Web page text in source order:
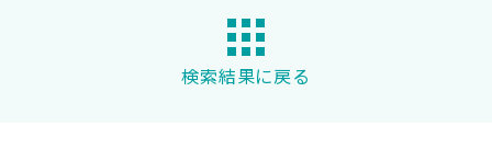
検索結果に戻る